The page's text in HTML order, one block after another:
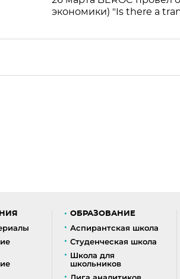
экономики) "Is there a
ОБРАЗОВАНИЕ
Аспирантская школа
Студенческая школа
Школа для
школьников